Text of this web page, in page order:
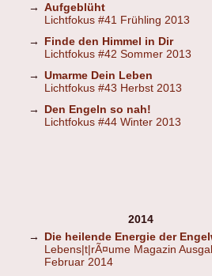
→ Aufgeblüht
Lichtfokus #41 Frühling 2013
→
Finde den Himmel in Dir
Lichtfokus #42 Sommer 2013
→ Umarme Dein Leben
Lichtfokus #43 Herbst 2013
→
Den Engeln so nah!
Lichtfokus #44 Winter 2013
2014
→
Die heilende Energie der
Lebens|t|rÃ¤ume Magazin
Februar 2014